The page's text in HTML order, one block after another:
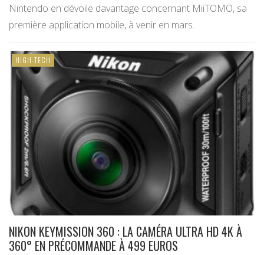
Nintendo en dévoile davantage concernant MiiTOMO, sa
première application mobile, à venir en mars.
HIGH-TECH
NIKON KEYMISSION 360 : LA CAMÉRA ULTRA HD 4K À
360° EN PRÉCOMMANDE À 499 EUROS